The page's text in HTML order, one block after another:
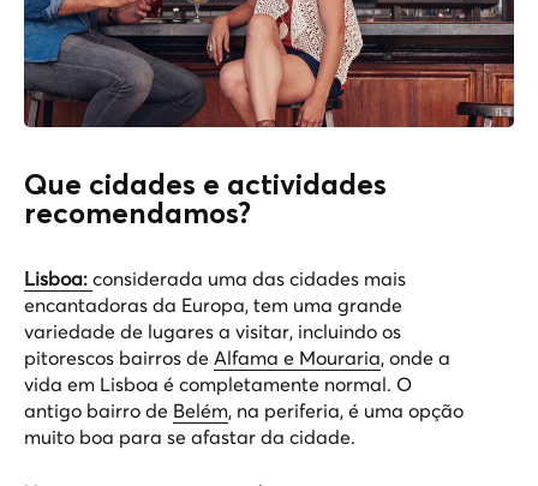
Que cidades e actividades
recomendamos?
Lisboa: considerada uma das cidades mais
encantadoras da Europa, tem uma grande
variedade de lugares a visitar, incluindo os
pitorescos bairros de Alfama e Mouraria, onde a
vida em Lisboa é completamente normal. O
antigo bairro de Belém, na periferia, é uma opção
muito boa para se afastar da cidade.